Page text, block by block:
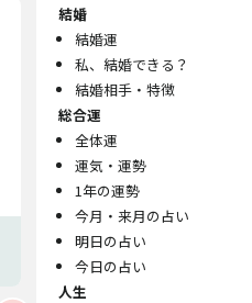
結婚
結婚運
私、結婚できる？
結婚相手・特徴
総合運
全体運
運気・運勢
1年の運勢
今月・来月の占い
明日の占い
今日の占い
人生